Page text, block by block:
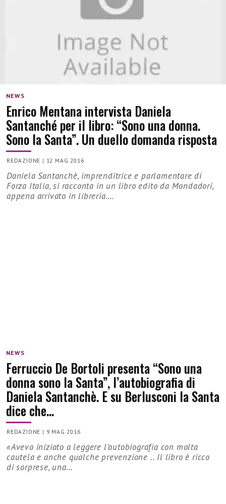
NEWS
Enrico Mentana intervista Daniela
Santanché per il libro: “Sono una donna.
Sono la Santa”. Un duello domanda risposta
REDAZIONE | 12 MAG 2016
Daniela Santanchè, imprenditrice e parlamentare di
Forza Italia, si racconta in un libro edito da Mondadori,
appena arrivato in libreria.…
NEWS
Ferruccio De Bortoli presenta “Sono una
donna sono la Santa”, l’autobiografia di
Daniela Santanchè. E su Berlusconi la Santa
dice che…
REDAZIONE | 9 MAG 2016
«Avevo iniziato a leggere l’autobiografia con molta
cautela e anche qualche prevenzione .. Il libro è ricco
di sorprese, una…